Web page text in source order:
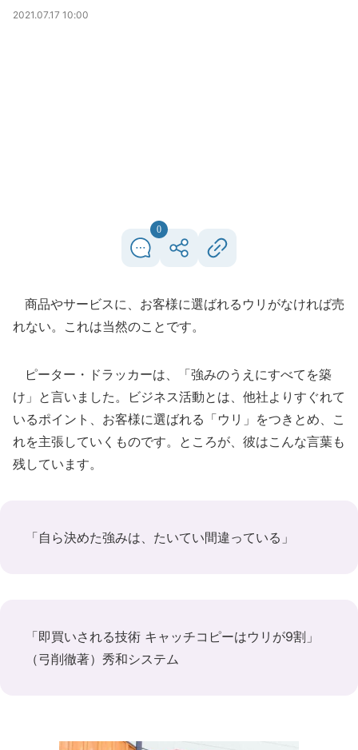
2021.07.17 10:00
0
商品やサービスに、お客様に選ばれるウリがなければ売
れない。これは当然のことです。
ピーター・ドラッカーは、「強みのうえにすべてを築
け」と言いました。ビジネス活動とは、他社よりすぐれて
いるポイント、お客様に選ばれる「ウリ」をつきとめ、こ
れを主張していくものです。ところが、彼はこんな言葉も
残しています。
「自ら決めた強みは、たいてい間違っている」
「即買いされる技術 キャッチコピーはウリが9割」
（弓削徹著）秀和システム